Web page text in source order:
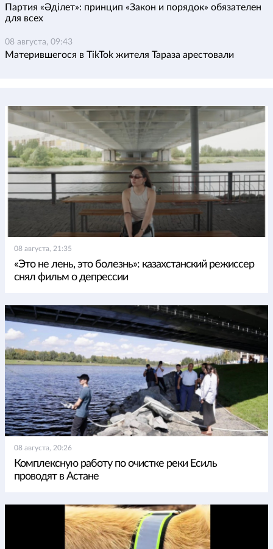
Партия «Әділет»: принцип «Закон и порядок» обязателен
для всех
08 августа, 09:43
Матерившегося в TikTok жителя Тараза арестовали
08 августа, 21:35
«Это не лень, это болезнь»: казахстанский режиссер
снял фильм о депрессии
08 августа, 20:26
Комплексную работу по очистке реки Есиль
проводят в Астане